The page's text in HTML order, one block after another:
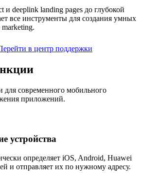
и deeplink landing pages до глубокой
все инструменты для создания умных
в центр поддержки
современного мобильного
приложений.
устройства
определяет iOS, Android, Huawei
и отправляет их по нужному адресу.